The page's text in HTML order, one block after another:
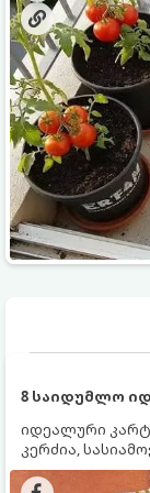
8 საიდუმლო
იდეალური
კერძია,
ფერით. მისი
არსებობს